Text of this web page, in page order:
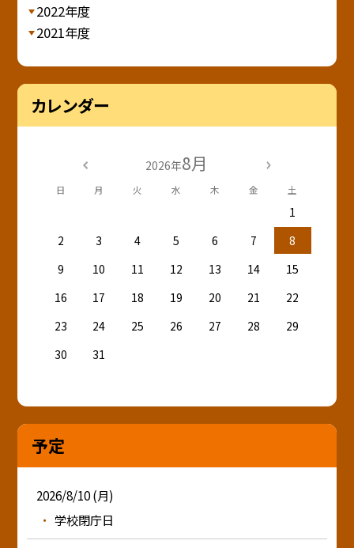
2022年度
2021年度
カレンダー
2026年8月
日 月 火 水 木 金 土
1
2
3 4 5 6 7
8
9
10 11 12 13 14
15
16
17 18 19 20 21
22
23
24 25 26 27 28
29
30
31
予定
2026/8/10 (月)
学校閉庁日